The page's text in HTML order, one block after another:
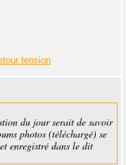
tension
du jour serait de savoir
photos (téléchargé) se
enregistré dans le dit